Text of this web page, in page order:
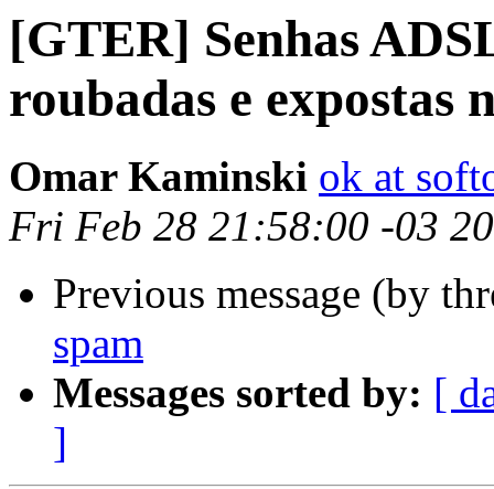
[GTER] Senhas
roubadas e expostas
Omar Kaminski ok at
Fri Feb 28 21:58:00 -03
Previous message (by
spam
Messages sorted by: [
]